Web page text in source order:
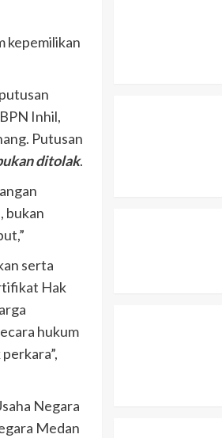
kepemilikan
Inhil,
Putusan
ditolak.
bukan
serta
Hak
hukum
Negara
Medan